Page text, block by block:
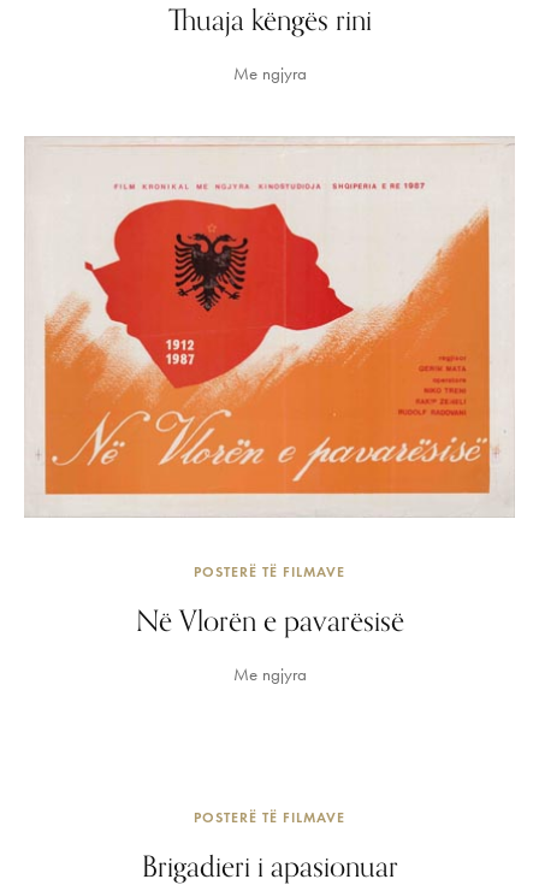
Thuaja këngës rini
Me ngjyra
POSTERË TË FILMAVE
Në Vlorën e pavarësisë
Me ngjyra
POSTERË TË FILMAVE
Brigadieri i apasionuar